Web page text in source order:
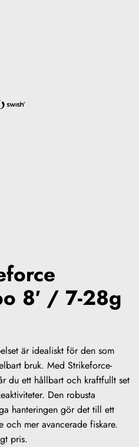
8′ / 7-28g
är idealiskt för den som
bruk. Med Strikeforce-
du ett hållbart och kraftfullt set
Den robusta
hanteringen gör det till ett
och mer avancerade fiskare.
pris.